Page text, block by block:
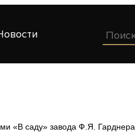
«В саду» завода Ф.Я. Гарднера